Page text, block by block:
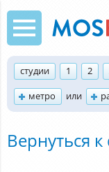
студии 1 2
метро
или
Вернуться